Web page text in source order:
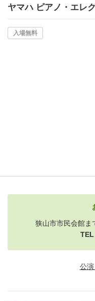
ヤマハ ピアノ・エレ
入場無料
狭山市市民会館
公